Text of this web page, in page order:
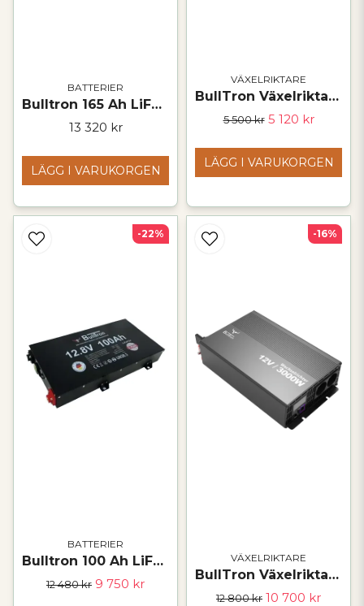
BATTERIER
Bulltron 165 Ah LiFePO₄-batteri – 12 V
13 320 kr
LÄGG I VARUKORGEN
VÄXELRIKTARE
BullTron Växelriktare 1000 W – 12 V / 230 V med display och fjärrkontroll
5 500 kr 5 120 kr
LÄGG I VARUKORGEN
BATTERIER
Bulltron 100 Ah LiFePO₄ Slim Polar-batteri – 12 V
12 480 kr 9 750 kr
-22%
VÄXELRIKTARE
BullTron Växelriktare 3000 W – 12 V / 230 V med nätprioritet och fjärrkontroll
12 800 kr 10 700 kr
-16%